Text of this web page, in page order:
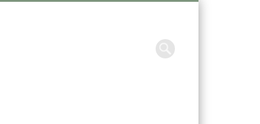
Chavinandez, Fotografía y